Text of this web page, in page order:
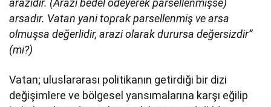
arazidir. (Arazi bedel ödeyerek parsellenmişse)
arsadır. Vatan yani toprak parsellenmiş ve arsa
olmuşsa değerlidir, arazi olarak durursa değersizdir”
(mi?)
Vatan; uluslararası politikanın getirdiği bir dizi
değişimlere ve bölgesel yansımalarına karşı eğilip